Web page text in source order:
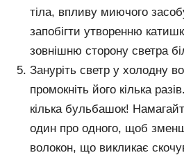
тіла, впливу миючого
запобігти утворенню
зовнішню сторону светра
Зануріть светр у холодну
промокніть його кілька
кілька бульбашок!
один про одного, щоб
волокон, що викликає